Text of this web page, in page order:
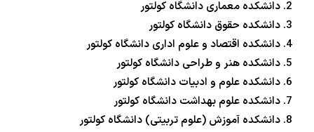
دانشکده معماری دانشگاه کولتور
دانشکده حقوق دانشگاه کولتور
دانشکده اقتصاد و علوم اداری دانشگاه کولتور
دانشکده هنر و طراحی دانشگاه کولتور
دانشکده علوم و ادبیات دانشگاه کولتور
دانشکده علوم بهداشت دانشگاه کولتور
دانشکده آموزش (علوم تربیتی) دانشگاه کولتور